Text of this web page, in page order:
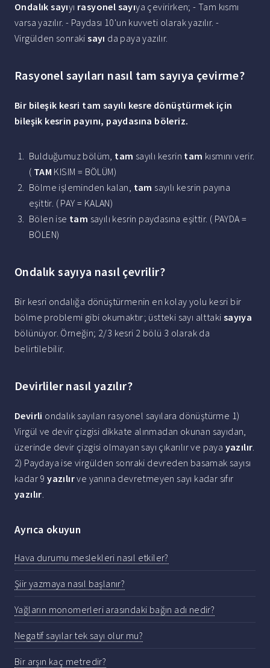
Ondalık sayıyı rasyonel sayıya çevirirken; - Tam kısmı
varsa yazılır. - Paydası 10'un kuvveti olarak yazılır. -
Virgülden sonrakisayı da paya yazılır.
Rasyonel sayıları nasıl tam sayıya çevirme?
Bir bileşik kesri tam sayılı kesre dönüştürmek için
bileşik kesrin payını, paydasına böleriz.
Bulduğumuz bölüm, tam sayılı kesrin tam kısmını verir.
( TAM KISIM = BÖLÜM)
Bölme işleminden kalan, tam sayılı kesrin payına
eşittir. ( PAY = KALAN)
Bölen ise tam sayılı kesrin paydasına eşittir. ( PAYDA =
BÖLEN)
Ondalık sayıya nasıl çevrilir?
Bir kesri ondalığa dönüştürmenin en kolay yolu kesri bir
bölme problemi gibi okumaktır; üstteki sayı alttaki sayıya
bölünüyor. Örneğin; 2/3 kesri 2 bölü 3 olarak da
belirtilebilir.
Devirliler nasıl yazılır?
Devirli ondalık sayıları rasyonel sayılara dönüştürme 1)
Virgül ve devir çizgisi dikkate alınmadan okunan sayıdan,
üzerinde devir çizgisi olmayan sayı çıkarılır ve paya yazılır.
2) Paydaya ise virgülden sonraki devreden basamak sayısı
kadar 9yazılırve yanına devretmeyen sayı kadar sıfır
yazılır.
Ayrıca okuyun
Hava durumu meslekleri nasıl etkiler?
Şiir yazmaya nasıl başlanır?
Yağların monomerleri arasındaki bağın adı nedir?
Negatif sayılar tek sayı olur mu?
Bir arşın kaç metredir?